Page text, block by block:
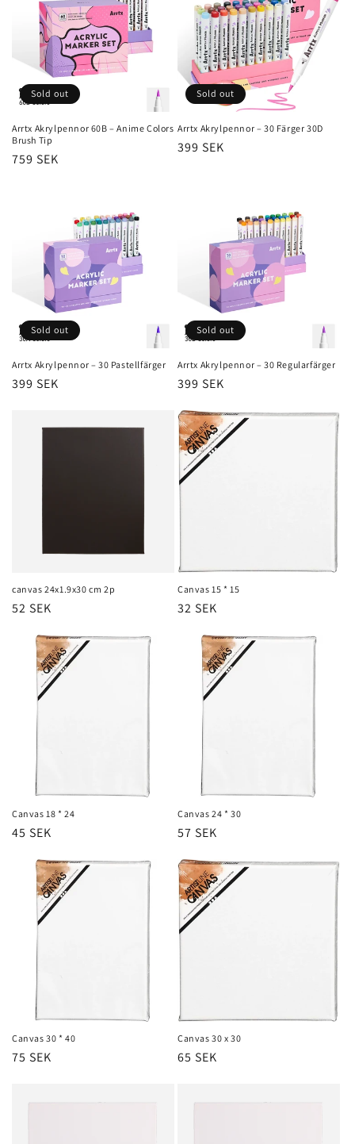
Sold out
Arrtx Akrylpennor 60B – Anime Colors
Brush Tip
Regular
759 SEK
Sold out
Arrtx Akrylpennor – 30 Färger 30D
Regular
399 SEK
Sold out
Arrtx Akrylpennor – 30 Pastellfärger
Regular
399 SEK
Sold out
Arrtx Akrylpennor – 30 Regularfärger
Regular
399 SEK
canvas 24x1.9x30 cm 2p
Regular
52 SEK
Canvas 15 * 15
Regular
32 SEK
Canvas 18 * 24
Regular
45 SEK
Canvas 24 * 30
Regular
57 SEK
Canvas 30 * 40
Regular
75 SEK
Canvas 30 x 30
Regular
65 SEK